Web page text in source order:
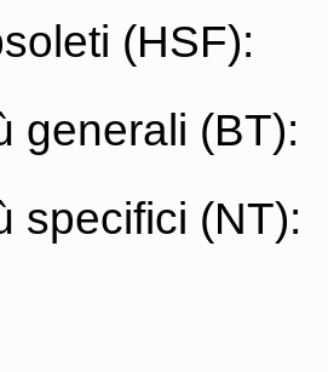
(HSF):
generali (BT):
specifici (NT):